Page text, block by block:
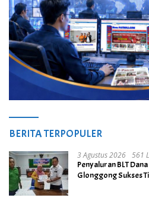
BERITA TERPOPULER
3 Agustus 2026 561
Penyaluran BLT
Glonggong Sukses